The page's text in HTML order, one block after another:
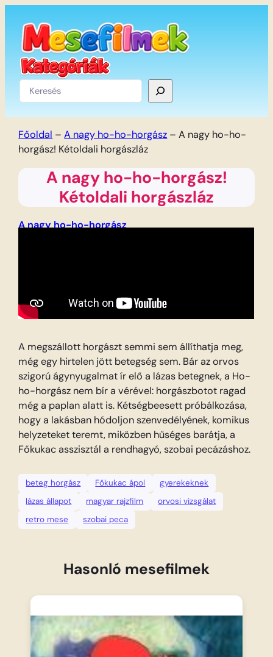
tartalomhoz
Keresés
Főoldal –A nagy ho-ho-horgász –A nagy ho-ho-
horgász! Kétoldali horgászláz
A nagy ho-ho-horgász!
Kétoldali horgászláz
A nagy ho-ho-horgász
A megszállott horgászt semmi sem állíthatja meg,
még egy hirtelen jött betegség sem. Bár az orvos
szigorú ágynyugalmat ír elő a lázas betegnek, a Ho-
ho-horgász nem bír a vérével: horgászbotot ragad
még a paplan alatt is. Kétségbeesett próbálkozása,
hogy a lakásban hódoljon szenvedélyének, komikus
helyzeteket teremt, miközben hűséges barátja, a
Főkukac asszisztál a rendhagyó, szobai pecázáshoz.
beteg horgász Főkukac ápol
gyerekeknek
lázas állapot
magyar rajzfilm
orvosi vizsgálat
retro mese
szobai peca
Hasonló mesefilmek